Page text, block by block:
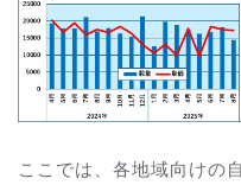
ここでは、各地域向けの